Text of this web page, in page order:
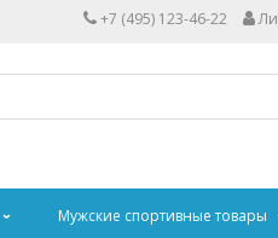
+7 (495) 123-46-22
Мужские спортивные товары